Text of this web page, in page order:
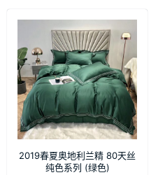
2019春夏奥地利兰精 80天丝
纯色系列 (绿色)